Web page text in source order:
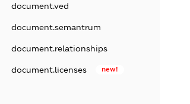
document.ved
document.semantrum
document.relationships
document.licenses new!